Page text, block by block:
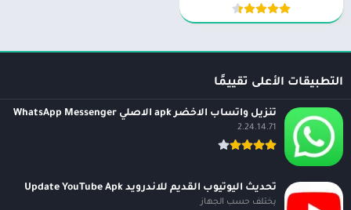
التطبيقات الأعلى تقييمًا
تنزيل واتساب الاخضر apk الاصلي WhatsApp Messenger
2.24.14.71
تحديث اليوتيوب القديم للاندرويد Update YouTube Apk
يختلف حسب الجهاز